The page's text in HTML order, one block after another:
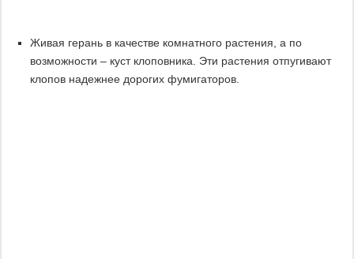
Живая герань в качестве комнатного растения, а по
возможности – куст клоповника. Эти растения отпугивают
клопов надежнее дорогих фумигаторов.